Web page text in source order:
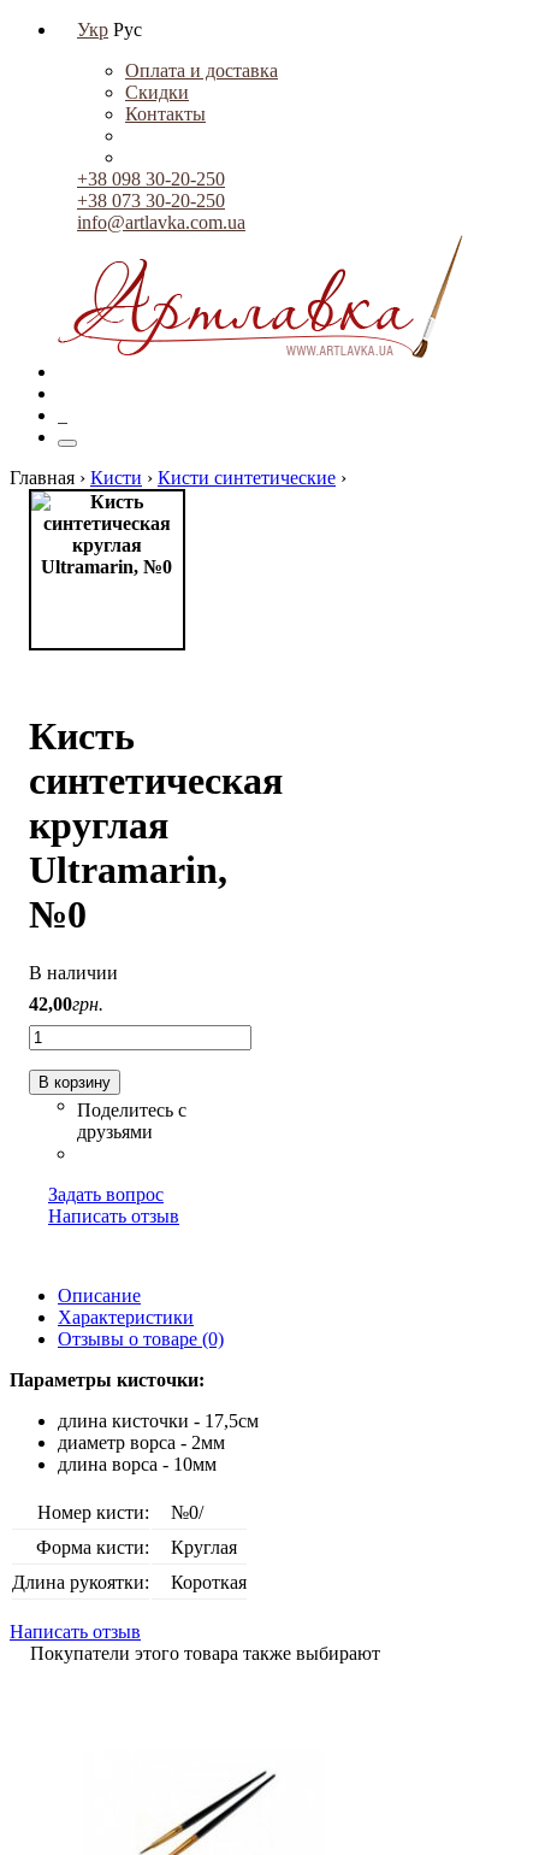
Укр Рус
Оплата и доставка
Скидки
Контакты
+38 098 30-20-250
+38 073 30-20-250
info@artlavka.com.ua
Главная › Кисти › Кисти синтетические ›
Кисть
синтетическая
круглая
Ultramarin,
№0
В наличии
42,00грн.
В корзину
Задать вопрос
Написать отзыв
Описание
Характеристики
Отзывы о товаре (0)
Параметры кисточки:
длина кисточки - 17,5см
диаметр ворса - 2мм
длина ворса - 10мм
Номер кисти:
№0/
Форма кисти:
Круглая
Длина рукоятки:
Короткая
Написать отзыв
Покупатели этого товара также выбирают